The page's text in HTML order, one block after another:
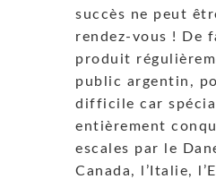
succès ne peut
rendez-vous ! De
produit
public argentin,
difficile car
entièrement
escales par le
Canada, l’Italie,